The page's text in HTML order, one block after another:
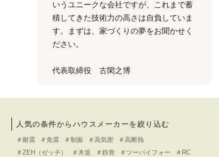
いうユニークな会社ですが、これまで蓄
積してきた技術力の高さは自負していま
す。まずは、家づくりの夢をお聞かせく
ださい。
代表取締役 古閑之博
人気の条件からハウスメーカーを絞り込む
＃耐震 ＃免震 ＃制振 ＃高気密
＃高断熱
＃ZEH（ゼッチ）
＃木造 ＃鉄骨 ＃ツーバイフォー
＃RC